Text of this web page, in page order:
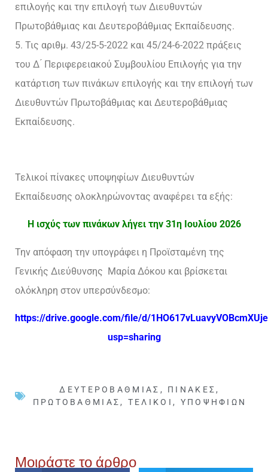
επιλογής και την επιλογή των Διευθυντών
Πρωτοβάθμιας και Δευτεροβάθμιας Εκπαίδευσης.
5. Τις αριθμ. 43/25-5-2022 και 45/24-6-2022 πράξεις
του Δ ́ Περιφερειακού Συμβουλίου Επιλογής για την
κατάρτιση των πινάκων επιλογής και την επιλογή των
Διευθυντών Πρωτοβάθμιας και Δευτεροβάθμιας
Εκπαίδευσης.
Τελικοί πίνακες υποψηφίων Διευθυντών
Εκπαίδευσης ολοκληρώνοντας αναφέρει τα εξής:
Η ισχύς των πινάκων λήγει την 31η Ιουλίου 2026
Την απόφαση την υπογράφει η Προϊσταμένη της
Γενικής Διεύθυνσης Μαρία Δόκου και βρίσκεται
ολόκληρη στον υπερσύνδεσμο:
https://drive.google.com/file/d/
usp=sharing
ΔΕΥΤΕΡΟΒΆΘΜΙΑΣ , ΠΊΝΑΚΕΣ ,
ΠΡΩΤΟΒΆΘΜΙΑΣ , ΤΕΛΙΚΟΊ , ΥΠΟΨΗΦΊΩΝ
Μοιράστε το άρθρο